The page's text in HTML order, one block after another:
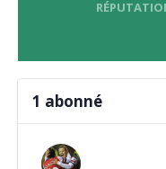
1 abonné